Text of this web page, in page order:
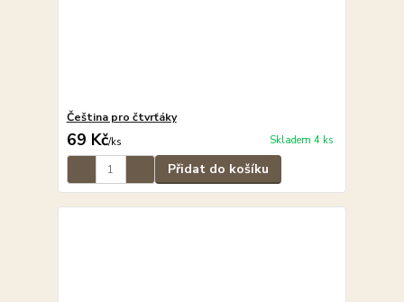
Čeština pro čtvrťáky
69 Kč/ks Skladem 4 ks
Přidat do košíku